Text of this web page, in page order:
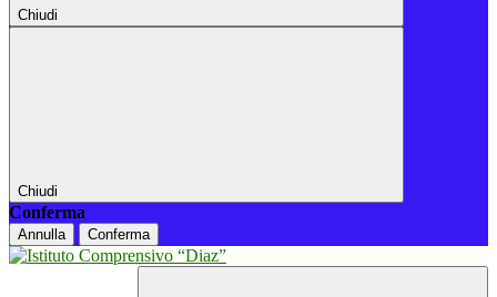
Chiudi
Chiudi
Conferma
Annulla Conferma